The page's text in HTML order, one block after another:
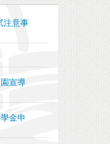
注意事
宣導
金申